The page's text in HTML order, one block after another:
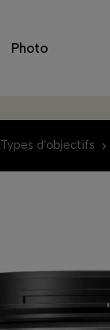
Photo
Types d'objectifs